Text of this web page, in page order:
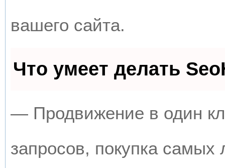
вашего сайта.
Что умеет делать
— Продвижение в один
запросов, покупка